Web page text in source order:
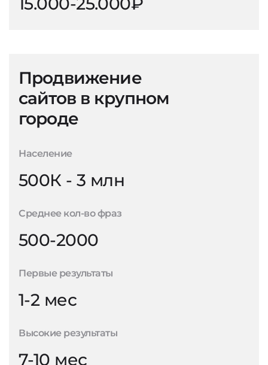
Продвижение
сайтов в крупном
городе
Население
500К - 3 млн
Среднее кол-во фраз
500-2000
Первые результаты
1-2 мес
Высокие результаты
7-10 мес